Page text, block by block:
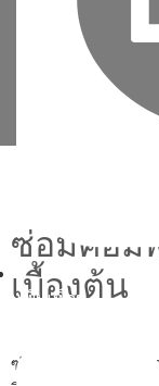
เพิ่มเพื่อน
ซ่อมคอม
เบื้องต้น
ซ่อม ประกอบ ทำค